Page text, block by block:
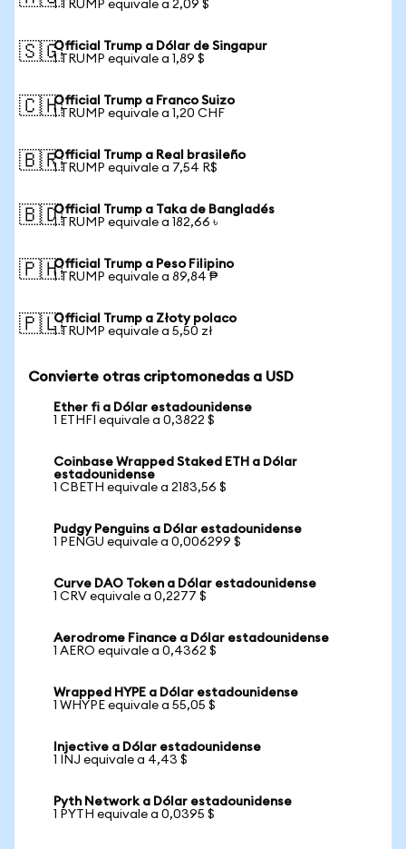
1 TRUMP equivale a 2,09 $
🇸🇬Official Trump a Dólar de Singapur
1 TRUMP equivale a 1,89 $
🇨🇭Official Trump a Franco Suizo
1 TRUMP equivale a 1,20 CHF
🇧🇷Official Trump a Real brasileño
1 TRUMP equivale a 7,54 R$
🇧🇩Official Trump a Taka de Bangladés
1 TRUMP equivale a 182,66 ৳
🇵🇭Official Trump a Peso Filipino
1 TRUMP equivale a 89,84 ₱
🇵🇱Official Trump a Złoty polaco
1 TRUMP equivale a 5,50 zł
Convierte otras criptomonedas a USD
Ether fi a Dólar estadounidense
1 ETHFI equivale a 0,3822 $
Coinbase Wrapped Staked ETH a Dólar
estadounidense
1 CBETH equivale a 2183,56 $
Pudgy Penguins a Dólar estadounidense
1 PENGU equivale a 0,006299 $
Curve DAO Token a Dólar estadounidense
1 CRV equivale a 0,2277 $
Aerodrome Finance a Dólar estadounidense
1 AERO equivale a 0,4362 $
Wrapped HYPE a Dólar estadounidense
1 WHYPE equivale a 55,05 $
Injective a Dólar estadounidense
1 INJ equivale a 4,43 $
Pyth Network a Dólar estadounidense
1 PYTH equivale a 0,0395 $